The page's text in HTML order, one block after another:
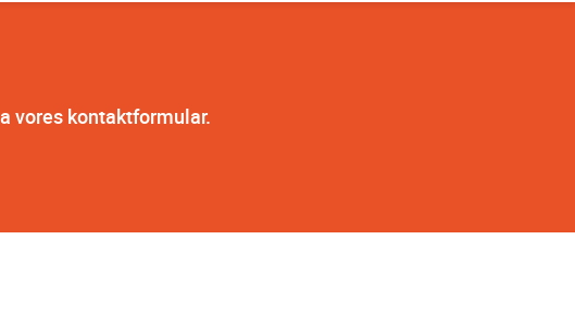
vores kontaktformular.